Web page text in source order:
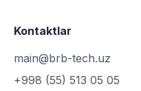
Kontaktlar
main@brb-tech.uz
+998 (55) 513 05 05